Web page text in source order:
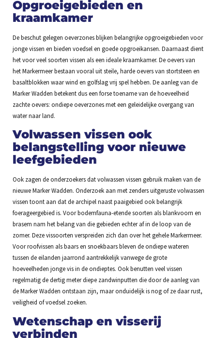
Opgroeigebieden en
kraamkamer
De beschut gelegen oeverzones blijken belangrijke opgroeigebieden voor
jonge vissen en bieden voedsel en goede opgroeikansen. Daarnaast dient
het voor veel soorten vissen als een ideale kraamkamer. De oevers van
het Markermeer bestaan vooral uit steile, harde oevers van stortsteen en
basaltblokken waar wind en golfslag vrij spel hebben. De aanleg van de
Marker Wadden betekent dus een forse toename van de hoeveelheid
zachte oevers: ondiepe oeverzones met een geleidelijke overgang van
water naar land.
Volwassen vissen ook
belangstelling voor nieuwe
leefgebieden
Ook zagen de onderzoekers dat volwassen vissen gebruik maken van de
nieuwe Marker Wadden. Onderzoek aan met zenders uitgeruste volwassen
vissen toont aan dat de archipel naast paaigebied ook belangrijk
foerageergebied is. Voor bodemfauna-etende soorten als blankvoorn en
brasem nam het belang van die gebieden echter af in de loop van de
zomer. Deze vissoorten verspreiden zich dan over het gehele Markermeer.
Voor roofvissen als baars en snoekbaars bleven de ondiepe wateren
tussen de eilanden jaarrond aantrekkelijk vanwege de grote
hoeveelheden jonge vis in de ondieptes. Ook benutten veel vissen
regelmatig de dertig meter diepe zandwinputten die door de aanleg van
de Marker Wadden ontstaan zijn, maar onduidelijk is nog of ze daar rust,
veiligheid of voedsel zoeken.
Wetenschap en visserij
verbinden